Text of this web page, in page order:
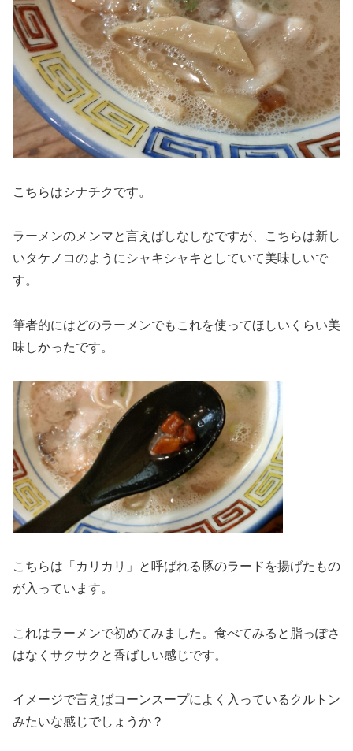
こちらはシナチクです。
ラーメンのメンマと言えばしなしなですが、こちらは新し
いタケノコのようにシャキシャキとしていて美味しいで
す。
筆者的にはどのラーメンでもこれを使ってほしいくらい美
味しかったです。
こちらは「カリカリ」と呼ばれる豚のラードを揚げたもの
が入っています。
これはラーメンで初めてみました。食べてみると脂っぽさ
はなくサクサクと香ばしい感じです。
イメージで言えばコーンスープによく入っているクルトン
みたいな感じでしょうか？